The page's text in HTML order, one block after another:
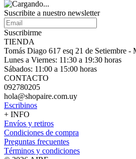
Suscribite a nuestro newsletter
Suscribirme
TIENDA
Tomás Diago 617 esq 21 de Setiembre -
Lunes a Viernes: 11:30 a 19:30 horas
Sábados: 11:00 a 15:00 horas
CONTACTO
092780205
hola@shopaire.com.uy
Escribinos
+ INFO
Envíos y retiros
Condiciones de compra
Preguntas frecuentes
Términos y condiciones